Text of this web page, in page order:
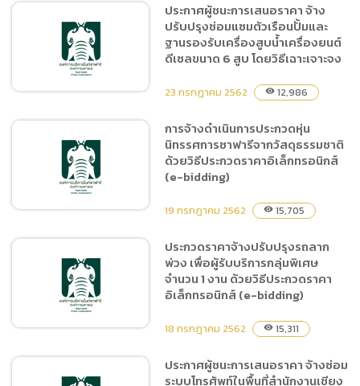
ประจำปีงบประมาณ
พ.ศ.2562 ชื่อโครงการ
ครุภัณฑ์ งานระบบน้ำจำนวน 2
รายการ ของสำนักงานเชียง
ประกาศผู้ชนะการเสนอราคา
จ้างปรับปรุงซ่อมแซมตัวเรือน
ปั้มและฐานรองรับเครื่องสูบ
น้ำเครื่องยนต์ดีเซลขนาด 6
ประกาศผู้ชนะการเสนอราคา จ้าง
ปรับปรุงซ่อมแซมตัวเรือนปั้มและ
ฐานรองรับเครื่องสูบน้ำเครื่องยนต์
ดีเซลขนาด 6 สูบ โดยวิธีเฉาะเจาะจง
23 กรกฎาคม 2562 visibility 12,986
การจ้างดำเนินการประกวดหุ่น
นิทรรศการซาฟารีจากวัสดุ
ธรรมชาติ ด้วยวิธีประกวด
ราคาอิเล็กทรอนิกส์ (e-
การจ้างดำเนินการประกวดหุ่น
นิทรรศการซาฟารีจากวัสดุธรรมชาติ
ด้วยวิธีประกวดราคาอิเล็กทรอนิกส์
(e-bidding)
19 กรกฎาคม 2562 visibility 15,705
ประกวดราคาจ้างปรับปรุงรถลาก
พ่วง เพื่อผู้รับบริการกลุ่มพิเศษ
จำนวน 1 งาน ด้วยวิธีประกวดราคา
อิเล็กทรอนิกส์ (e-bidding)
18 กรกฎาคม 2562 visibility 15,311
ประกาศผู้ชนะการเสนอราคา จ้างซ่อม
ระบบโทรศัพท์ในพื้นที่สำนักงานเชียง